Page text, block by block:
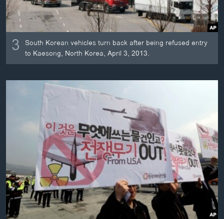
3 South Korean vehicles turn back after being refused entry
to Kaesong, North Korea, April 3, 2013.